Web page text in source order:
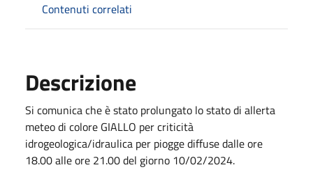
Contenuti correlati
Descrizione
Si comunica che è stato prolungato lo stato di allerta
meteo di colore GIALLO per criticità
idrogeologica/idraulica per piogge diffuse dalle ore
18.00 alle ore 21.00 del giorno 10/02/2024.